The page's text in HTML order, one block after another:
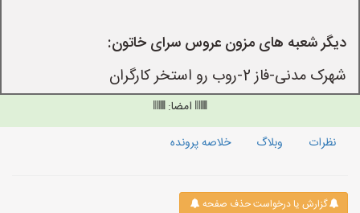
دیگر شعبه های مزون عروس سرای خاتون:
شهرک مدنی-فاز 2-روب رو استخر کارگران
امضا:
نظرات
وبلاگ خلاصه پرونده
گزارش یا درخواست حذف صفحه